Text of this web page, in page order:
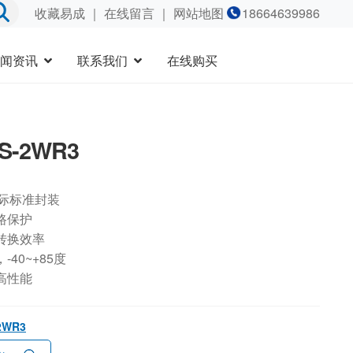
收藏易成｜ 在线留言｜ 网站地图 18664639986
资讯 联系我们 在线购买
2WR3
标准封装
保护
换效率
-40~+85度
性能